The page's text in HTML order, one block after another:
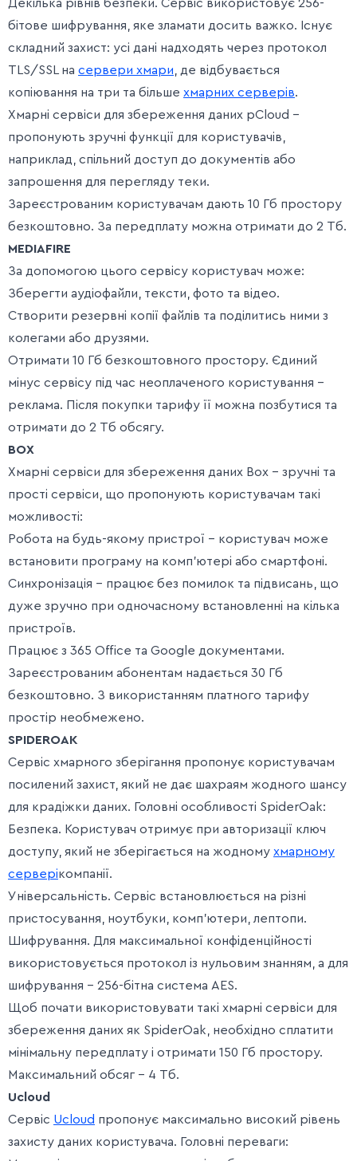
Декілька рівнів безпеки. Сервіс використовує 256-
бітове шифрування, яке зламати досить важко. Існує
складний захист: усі дані надходять через протокол
TLS/SSL на сервери хмари , де відбувається
копіювання на три та більше хмарних серверів.
Хмарні сервіси для збереження даних pCloud –
пропонують зручні функції для користувачів,
наприклад, спільний доступ до документів або
запрошення для перегляду теки.
Зареєстрованим користувачам дають 10 Гб простору
безкоштовно. За передплату можна отримати до 2 Тб.
MEDIAFIRE
За допомогою цього сервісу користувач може:
Зберегти аудіофайли, тексти, фото та відео.
Створити резервні копії файлів та поділитись ними з
колегами або друзями.
Отримати 10 Гб безкоштовного простору. Єдиний
мінус сервісу під час неоплаченого користування –
реклама. Після покупки тарифу її можна позбутися та
отримати до 2 Тб обсягу.
BOX
Хмарні сервіси для збереження даних Box – зручні та
прості сервіси, що пропонують користувачам такі
можливості:
Робота на будь-якому пристрої – користувач може
встановити програму на комп’ютері або смартфоні.
Синхронізація – працює без помилок та підвисань, що
дуже зручно при одночасному встановленні на кілька
пристроїв.
Працює з 365 Office та Google документами.
Зареєстрованим абонентам надається 30 Гб
безкоштовно. З використанням платного тарифу
простір необмежено.
SPIDEROAK
Сервіс хмарного зберігання пропонує користувачам
посилений захист, який не дає шахраям жодного шансу
для крадіжки даних. Головні особливості SpiderOak:
Безпека. Користувач отримує при авторизації ключ
доступу, який не зберігається на жодному хмарному
серверікомпанії.
Універсальність. Сервіс встановлюється на різні
пристосування, ноутбуки, комп’ютери, лептопи.
Шифрування. Для максимальної конфіденційності
використовується протокол із нульовим знанням, а для
шифрування – 256-бітна система AES.
Щоб почати використовувати такі хмарні сервіси для
збереження даних як SpiderOak, необхідно сплатити
мінімальну передплату і отримати 150 Гб простору.
Максимальний обсяг – 4 Тб.
Ucloud
Сервіс Ucloud пропонує максимально високий рівень
захисту даних користувача. Головні переваги: